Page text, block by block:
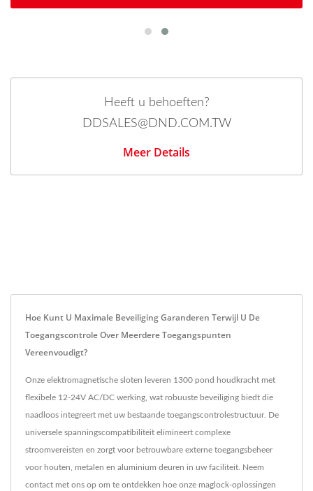
Heeft u behoeften?
DDSALES@DND.COM.TW
Meer Details
Hoe Kunt U Maximale Beveiliging Garanderen Terwijl U De
Toegangscontrole Over Meerdere Toegangspunten
Vereenvoudigt?
Onze elektromagnetische sloten leveren 1300 pond houdkracht met
flexibele 12-24V AC/DC werking, wat robuuste beveiliging biedt die
naadloos integreert met uw bestaande toegangscontrolestructuur. De
universele spanningscompatibiliteit elimineert complexe
stroomvereisten en zorgt voor betrouwbare externe toegangsbeheer
voor houten, metalen en aluminium deuren in uw faciliteit. Neem
contact met ons op om te ontdekken hoe onze maglock-oplossingen